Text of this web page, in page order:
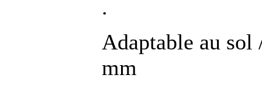
.
Adaptable au sol
mm